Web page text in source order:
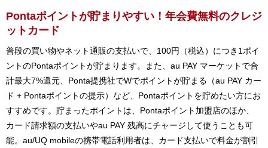
Pontaポイントが貯まりやすい！年会費無料のクレジ
ットカード
普段の買い物やネット通販の支払いで、100円（税込）につき1ポイ
ントのPontaポイントが貯まります。また、au PAY マーケットで合
計最大7%還元、Ponta提携社でWでポイントが貯まる（au PAY カー
ド + Pontaポイントの提示）など、Pontaポイントを貯めたい方にお
すすめです。貯まったポイントは、Pontaポイント加盟店のほか、
カード請求額の支払いやau PAY 残高にチャージして使うことも可
能。au/UQ mobileの携帯電話利用者は、カード支払いで料金が割引